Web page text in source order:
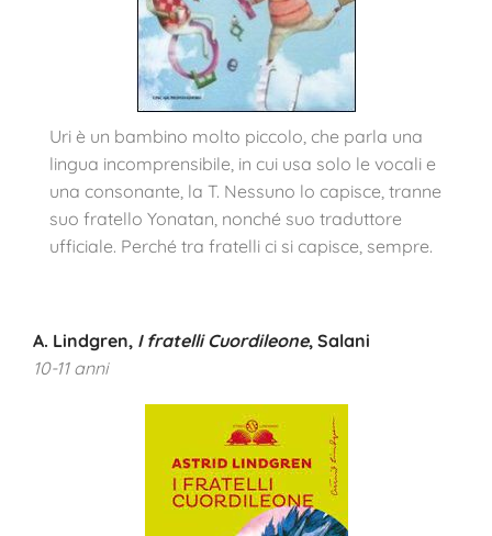
Uri è un bambino molto piccolo, che parla una
lingua incomprensibile, in cui usa solo le vocali e
una consonante, la T. Nessuno lo capisce, tranne
suo fratello Yonatan, nonché suo traduttore
ufficiale. Perché tra fratelli ci si capisce, sempre.
A. Lindgren, I fratelli Cuordileone, Salani
10-11 anni